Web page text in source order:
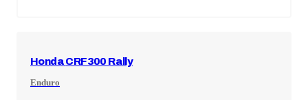
HondaCRF300 Rally
Enduro